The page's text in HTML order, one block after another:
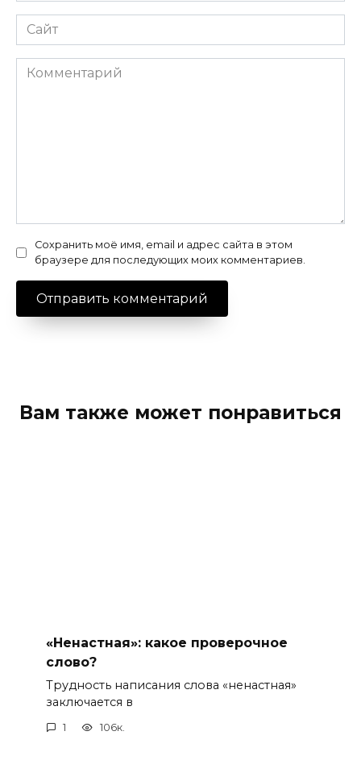
Сайт
Комментарий
Сохранить моё имя, email и адрес сайта в этом
браузере для последующих моих комментариев.
Вам также может понравиться
«Ненастная»: какое проверочное
слово?
Трудность написания слова «ненастная»
заключается в
1 106к.